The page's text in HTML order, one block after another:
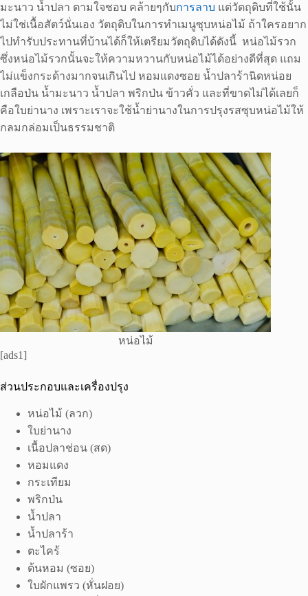
มะนาว น้ำปลา ตามใจชอบ คล้ายๆกับการลาบ แต่วัตถุดิบที่ใช้นั้น
ไม่ใช่เนื้อสัตว์นั่นเอง วัตถุดิบในการทำเมนูซุบหน่อไม้ ถ้าใครอยาก
ไปทำรับประทานที่บ้านได้ก็ให้เตรียมวัตถุดิบได้ดังนี้ หน่อไม้รวก
ซึ่งหน่อไม้รวกนั้นจะให้ความหวานกับหน่อไม้ได้อย่างดีที่สุด แถม
ไม่แข็งกระด้างมากจนเกินไป หอมแดงซอย น้ำปลาร้านิดหน่อย
เกลือป่น น้ำมะนาว น้ำปลา พริกป่น ข้าวคั่ว และที่ขาดไม่ได้เลยก็
คือใบย่านาง เพราะเราจะใช้น้ำย่านางในการปรุงรสซุบหน่อไม้ให้
กลมกล่อมเป็นธรรมชาติ
หน่อไม้
[ads1]
ส่วนประกอบและเครื่องปรุง
หน่อไม้ (ลวก)
ใบย่านาง
เนื้อปลาช่อน (สด)
หอมแดง
กระเทียม
พริกป่น
น้ำปลา
น้ำปลาร้า
ตะไคร้
ต้นหอม (ซอย)
ใบผักแพรว (หั่นฝอย)